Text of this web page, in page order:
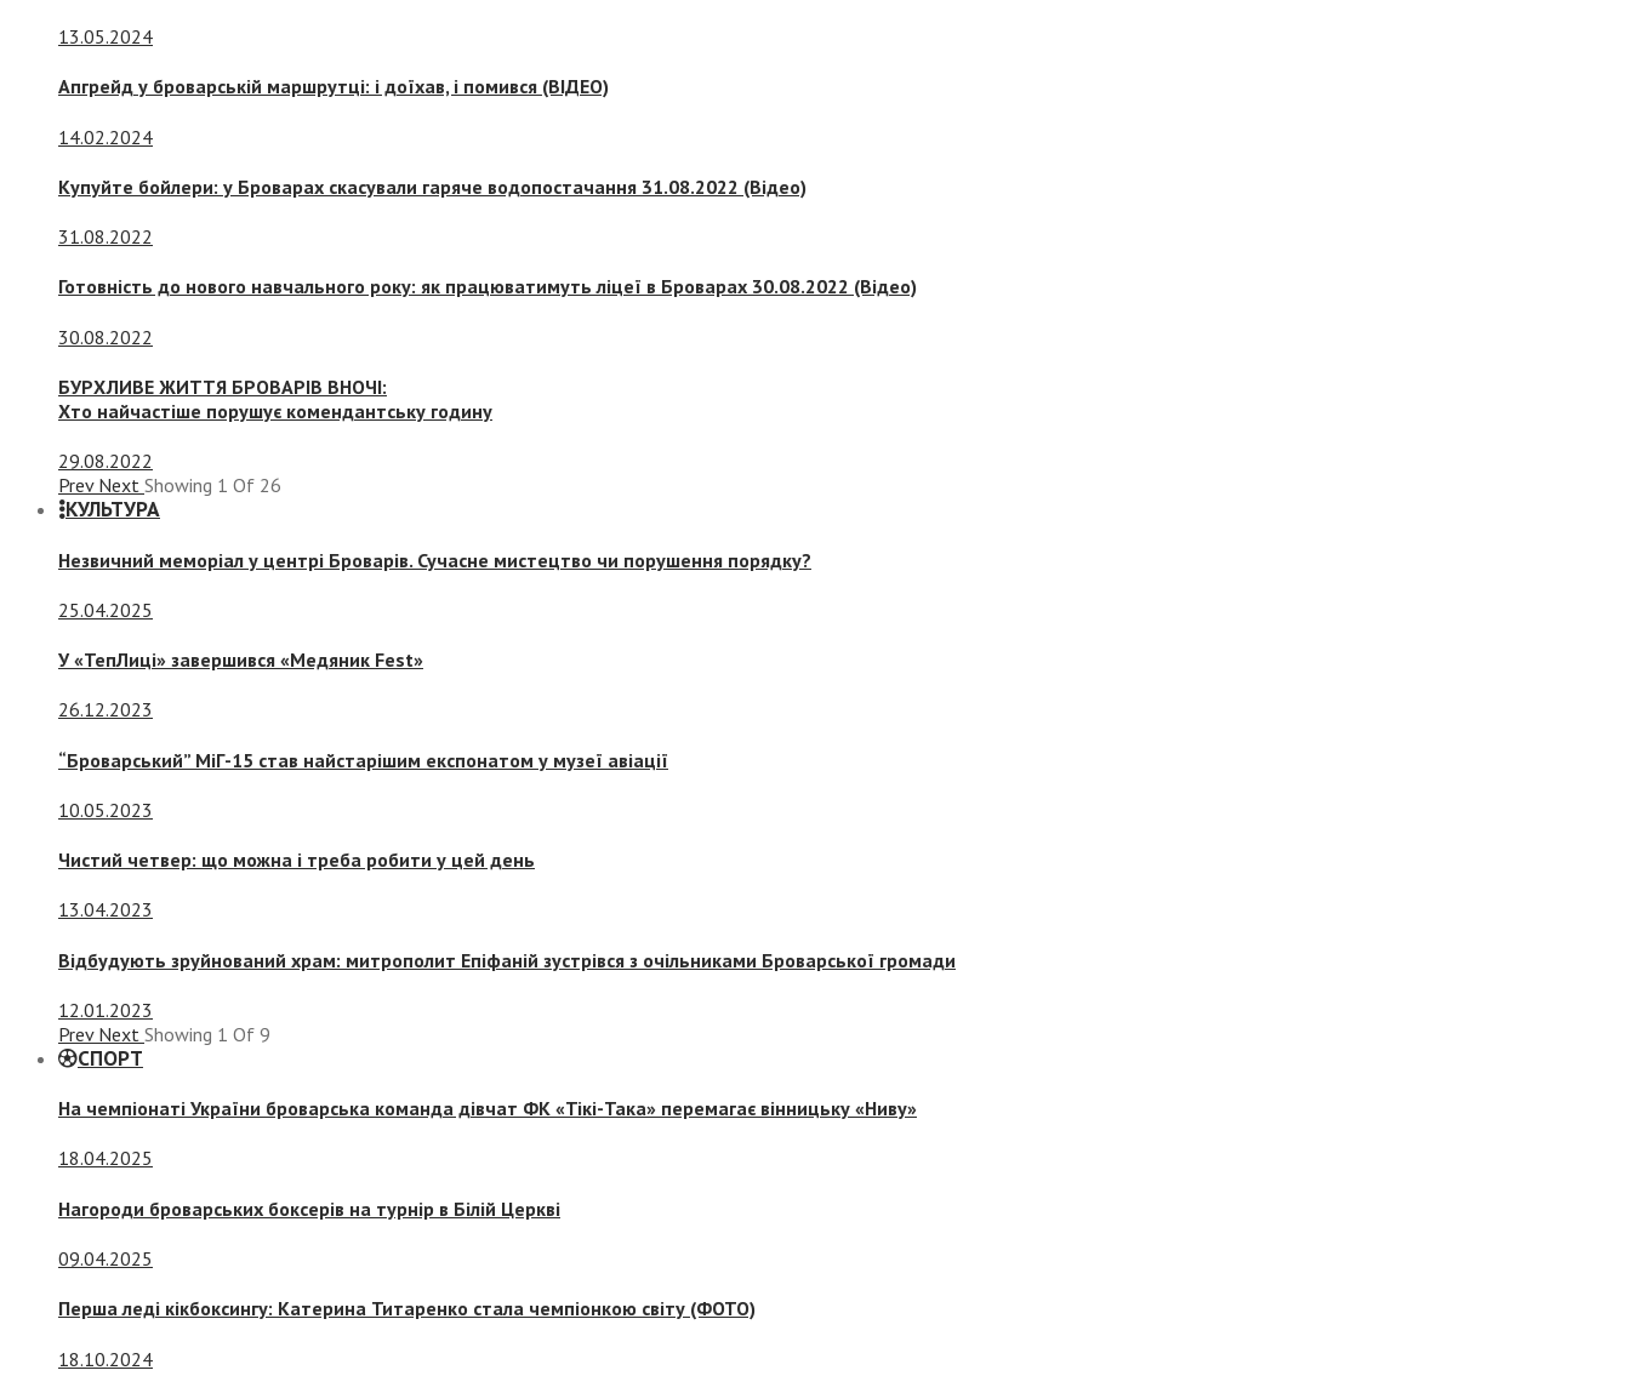
13.05.2024
Апгрейд у броварській маршрутці: і доїхав, і помився (ВІДЕО)
14.02.2024
Купуйте бойлери: у Броварах скасували гаряче водопостачання 31.08.2022 (Відео)
31.08.2022
Готовність до нового навчального року: як працюватимуть ліцеї в Броварах 30.08.2022 (Відео)
30.08.2022
БУРХЛИВЕ ЖИТТЯ БРОВАРІВ ВНОЧІ:
Хто найчастіше порушує комендантську годину
29.08.2022
Prev Next Showing 1 Of 26
КУЛЬТУРА
Незвичний меморіал у центрі Броварів. Сучасне мистецтво чи порушення порядку?
25.04.2025
У «ТепЛиці» завершився «Медяник Fest»
26.12.2023
“Броварський” МіГ-15 став найстарішим експонатом у музеї авіації
10.05.2023
Чистий четвер: що можна і треба робити у цей день
13.04.2023
Відбудують зруйнований храм: митрополит Епіфаній зустрівся з очільниками Броварської громади
12.01.2023
Prev Next Showing 1 Of 9
СПОРТ
На чемпіонаті України броварська команда дівчат ФК «Тікі-Така» перемагає вінницьку «Ниву»
18.04.2025
Нагороди броварських боксерів на турнір в Білій Церкві
09.04.2025
Перша леді кікбоксингу: Катерина Титаренко стала чемпіонкою світу (ФОТО)
18.10.2024